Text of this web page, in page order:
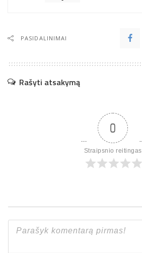
PASIDALINIMAI
Rašyti atsakymą
0
Straipsnio reitingas